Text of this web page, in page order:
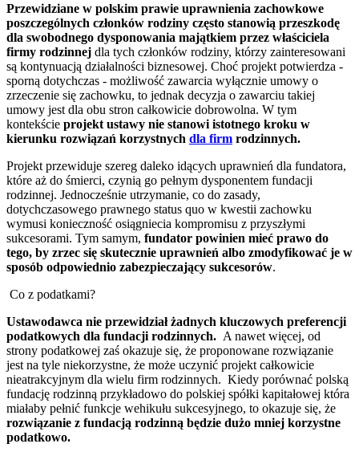
Przewidziane w polskim prawie uprawnienia zachowkowe
poszczególnych członków rodziny często stanowią przeszkodę
dla swobodnego dysponowania majątkiem przez właściciela
firmy rodzinnej dla tych członków rodziny, którzy zainteresowani
są kontynuacją działalności biznesowej. Choć projekt potwierdza -
sporną dotychczas - możliwość zawarcia wyłącznie umowy o
zrzeczenie się zachowku, to jednak decyzja o zawarciu takiej
umowy jest dla obu stron całkowicie dobrowolna. W tym
kontekście projekt ustawy nie stanowi istotnego kroku w
kierunku rozwiązań korzystnych dla firm rodzinnych.
Projekt przewiduje szereg daleko idących uprawnień dla fundatora,
które aż do śmierci, czynią go pełnym dysponentem fundacji
rodzinnej. Jednocześnie utrzymanie, co do zasady,
dotychczasowego prawnego status quo w kwestii zachowku
wymusi konieczność osiągniecia kompromisu z przyszłymi
sukcesorami. Tym samym, fundator powinien mieć prawo do
tego, by zrzec się skutecznie uprawnień albo zmodyfikować je w
sposób odpowiednio zabezpieczający sukcesorów.
Co z podatkami?
Ustawodawca nie przewidział żadnych kluczowych preferencji
podatkowych dla fundacji rodzinnych. A nawet więcej, od
strony podatkowej zaś okazuje się, że proponowane rozwiązanie
jest na tyle niekorzystne, że może uczynić projekt całkowicie
nieatrakcyjnym dla wielu firm rodzinnych. Kiedy porównać polską
fundację rodzinną przykładowo do polskiej spółki kapitałowej która
miałaby pełnić funkcje wehikułu sukcesyjnego, to okazuje się, że
rozwiązanie z fundacją rodzinną będzie dużo mniej korzystne
podatkowo.